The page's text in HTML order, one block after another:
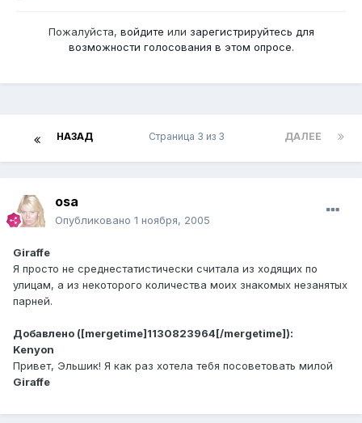
Пожалуйста, войдите или зарегистрируйтесь для
возможности голосования в этом опросе.
НАЗАД ДАЛЕЕ
Страница 3 из 3
osa
Опубликовано 1 ноября, 2005
Giraffe
Я просто не среднестатистически считала из ходящих по
улицам, а из некоторого количества моих знакомых незанятых
парней.
Добавлено ([mergetime]1130823964[/mergetime]):
Kenyon
Привет, Эльшик! Я как раз хотела тебя посоветовать милой
Giraffe